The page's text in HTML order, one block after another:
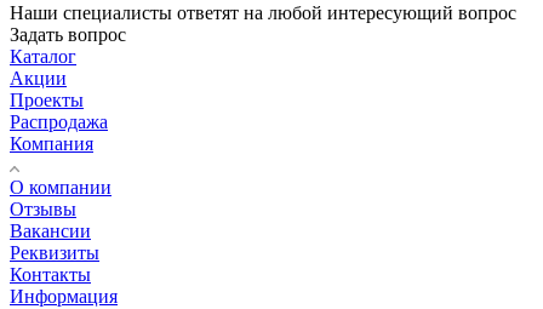
Наши специалисты ответят на любой интересующий вопрос
Задать вопрос
Каталог
Акции
Проекты
Распродажа
Компания
О компании
Отзывы
Вакансии
Реквизиты
Контакты
Информация